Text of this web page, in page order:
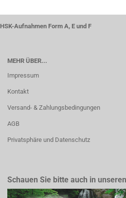
HSK-Aufnahmen Form A, E und F
MEHR ÜBER...
Impressum
Kontakt
Versand- & Zahlungsbedingungen
AGB
Privatsphäre und Datenschutz
Schauen Sie bitte auch in